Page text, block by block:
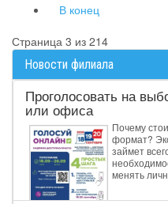
В конец
Страница 3 из 214
Новости филиала
Проголосовать на
или офиса
Почему
формат?
займет
менять